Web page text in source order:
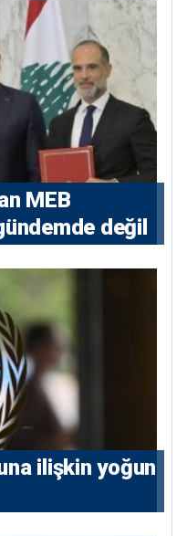
MEB
değil
ilişkin yoğun